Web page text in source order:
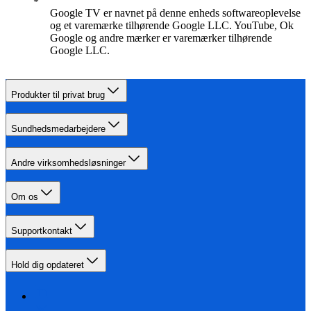
Google TV er navnet på denne enheds softwareoplevelse
og et varemærke tilhørende Google LLC. YouTube, Ok
Google og andre mærker er varemærker tilhørende
Google LLC.
Produkter til privat brug
Sundhedsmedarbejdere
Andre virksomhedsløsninger
Om os
Supportkontakt
Hold dig opdateret